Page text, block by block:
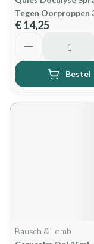
Tegen Oorproppen
€ 14,25
Bestel
Bausch & Lomb